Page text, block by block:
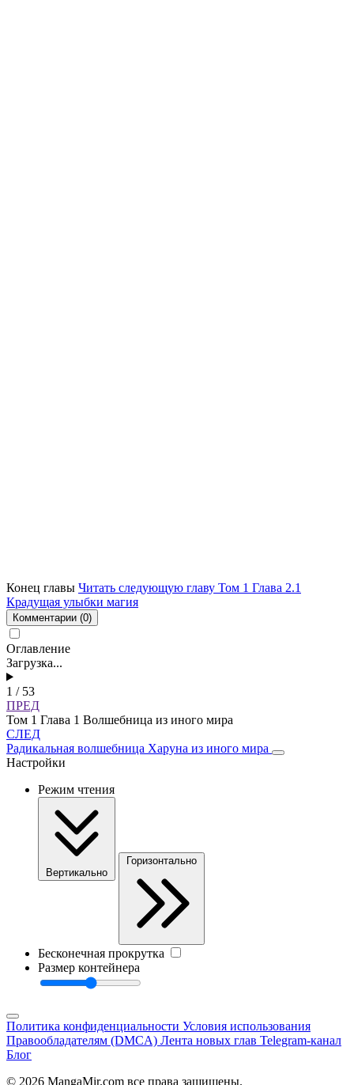
Конец главы Читать следующую главу Том 1 Глава 2.1
Крадущая улыбки магия
Комментарии (0)
Оглавление
Загрузка...
1 / 53
ПРЕД
Том 1 Глава 1 Волшебница из иного мира
СЛЕД
Радикальная волшебница Харуна из иного мира
Настройки
Режим чтения
Вертикально
Горизонтально
Бесконечная прокрутка
Размер контейнера
Политика конфиденциальности Условия использования
Правообладателям (DMCA) Лента новых глав Telegram-канал
Блог
© 2026 MangaMir.com все права защищены.